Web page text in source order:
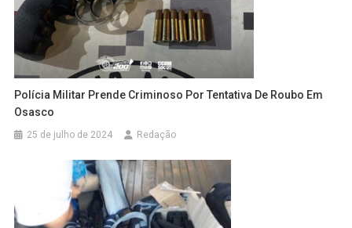
Polícia Militar Prende Criminoso Por Tentativa De Roubo Em
Osasco
25 de julho de 2024 Redação